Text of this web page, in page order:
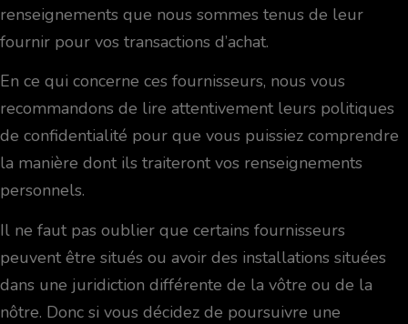
renseignements que nous sommes tenus de leur
fournir pour vos transactions d’achat.
En ce qui concerne ces fournisseurs, nous vous
recommandons de lire attentivement leurs politiques
de confidentialité pour que vous puissiez comprendre
la manière dont ils traiteront vos renseignements
personnels.
Il ne faut pas oublier que certains fournisseurs
peuvent être situés ou avoir des installations situées
dans une juridiction différente de la vôtre ou de la
nôtre. Donc si vous décidez de poursuivre une